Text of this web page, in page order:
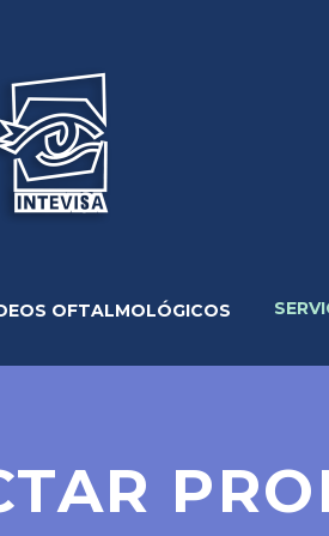
OFTALMOLÓGICOS